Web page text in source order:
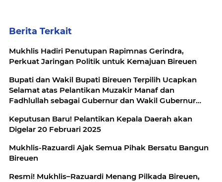
Berita Terkait
Mukhlis Hadiri Penutupan Rapimnas Gerindra,
Perkuat Jaringan Politik untuk Kemajuan Bireuen
Bupati dan Wakil Bupati Bireuen Terpilih Ucapkan
Selamat atas Pelantikan Muzakir Manaf dan
Fadhlullah sebagai Gubernur dan Wakil Gubernur
Keputusan Baru! Pelantikan Kepala Daerah akan
Digelar 20 Februari 2025
Mukhlis-Razuardi Ajak Semua Pihak Bersatu Bangun
Bireuen
Resmi! Mukhlis–Razuardi Menang Pilkada Bireuen,